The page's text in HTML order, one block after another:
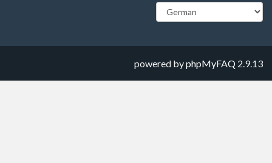
powered byphpMyFAQ 2.9.13